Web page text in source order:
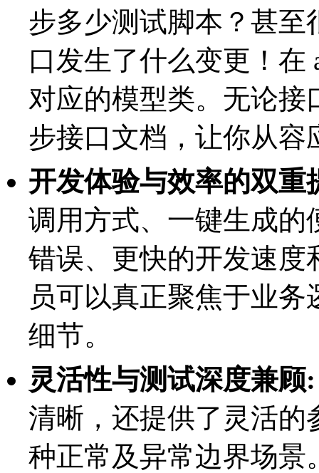
步多少测试脚本？甚至
口发生了什么变更！在
对应的模型类。无论
步接口文档，让你从容
开发体验与效率的双重
调用方式、一键生成的
错误、更快的开发速度
员可以真正聚焦于业
细节。
灵活性与测试深度兼顾:
清晰，还提供了灵活的
种正常及异常边界场景